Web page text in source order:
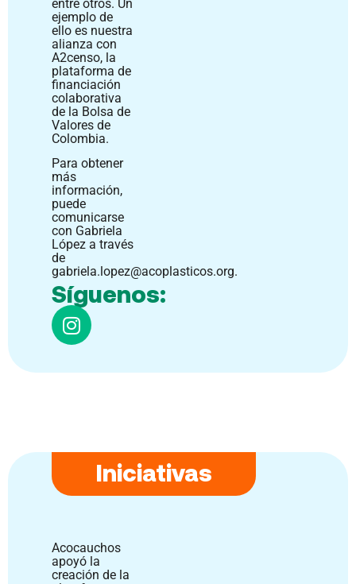
entre otros. Un
ejemplo de
ello es nuestra
alianza con
A2censo, la
plataforma de
financiación
colaborativa
de la Bolsa de
Valores de
Colombia.
Para obtener
más
información,
puede
comunicarse
con Gabriela
López a través
de
gabriela.lopez@acoplasticos.org.
Síguenos:
Iniciativas
Acocauchos
apoyó la
creación de la